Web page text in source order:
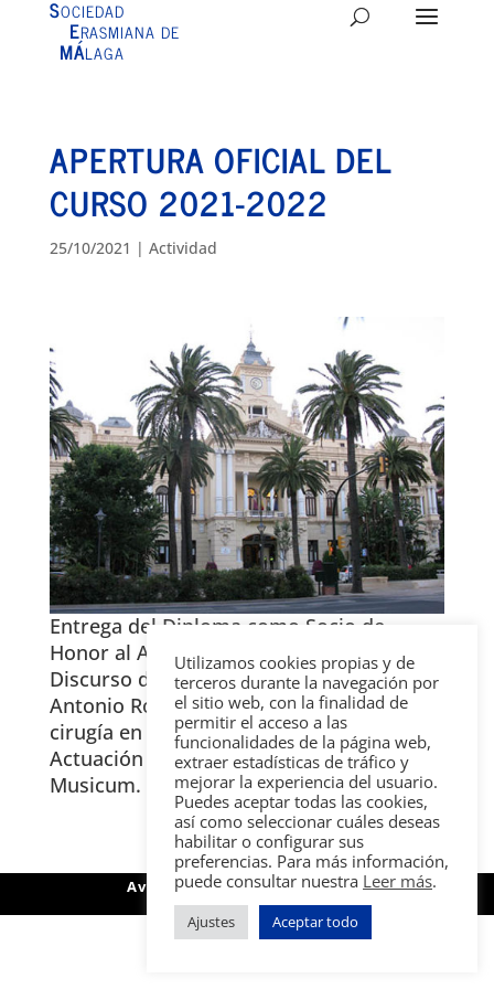
SOCIEDAD
ERASMIANA DE
MÁLAGA
APERTURA OFICIAL DEL
CURSO 2021-2022
25/10/2021 | Actividad
Entrega del Diploma como Socio de
Honor al Ayuntamiento de Málaga y
Discurso de ingreso en la SEMA de D. José
Antonio Rodríguez Montes sobre la ‘La
cirugía en los tiempos de Erasmo’.
Actuación del Sancti Petri Collegium
Musicum.
Aviso legal Política de privacidad
Política de cookies Contacto
Utilizamos cookies propias y de
terceros durante la navegación por
el sitio web, con la finalidad de
permitir el acceso a las
funcionalidades de la página web,
extraer estadísticas de tráfico y
mejorar la experiencia del usuario.
Puedes aceptar todas las cookies,
así como seleccionar cuáles deseas
habilitar o configurar sus
preferencias. Para más información,
puede consultar nuestra Leer más.
Ajustes Aceptar todo